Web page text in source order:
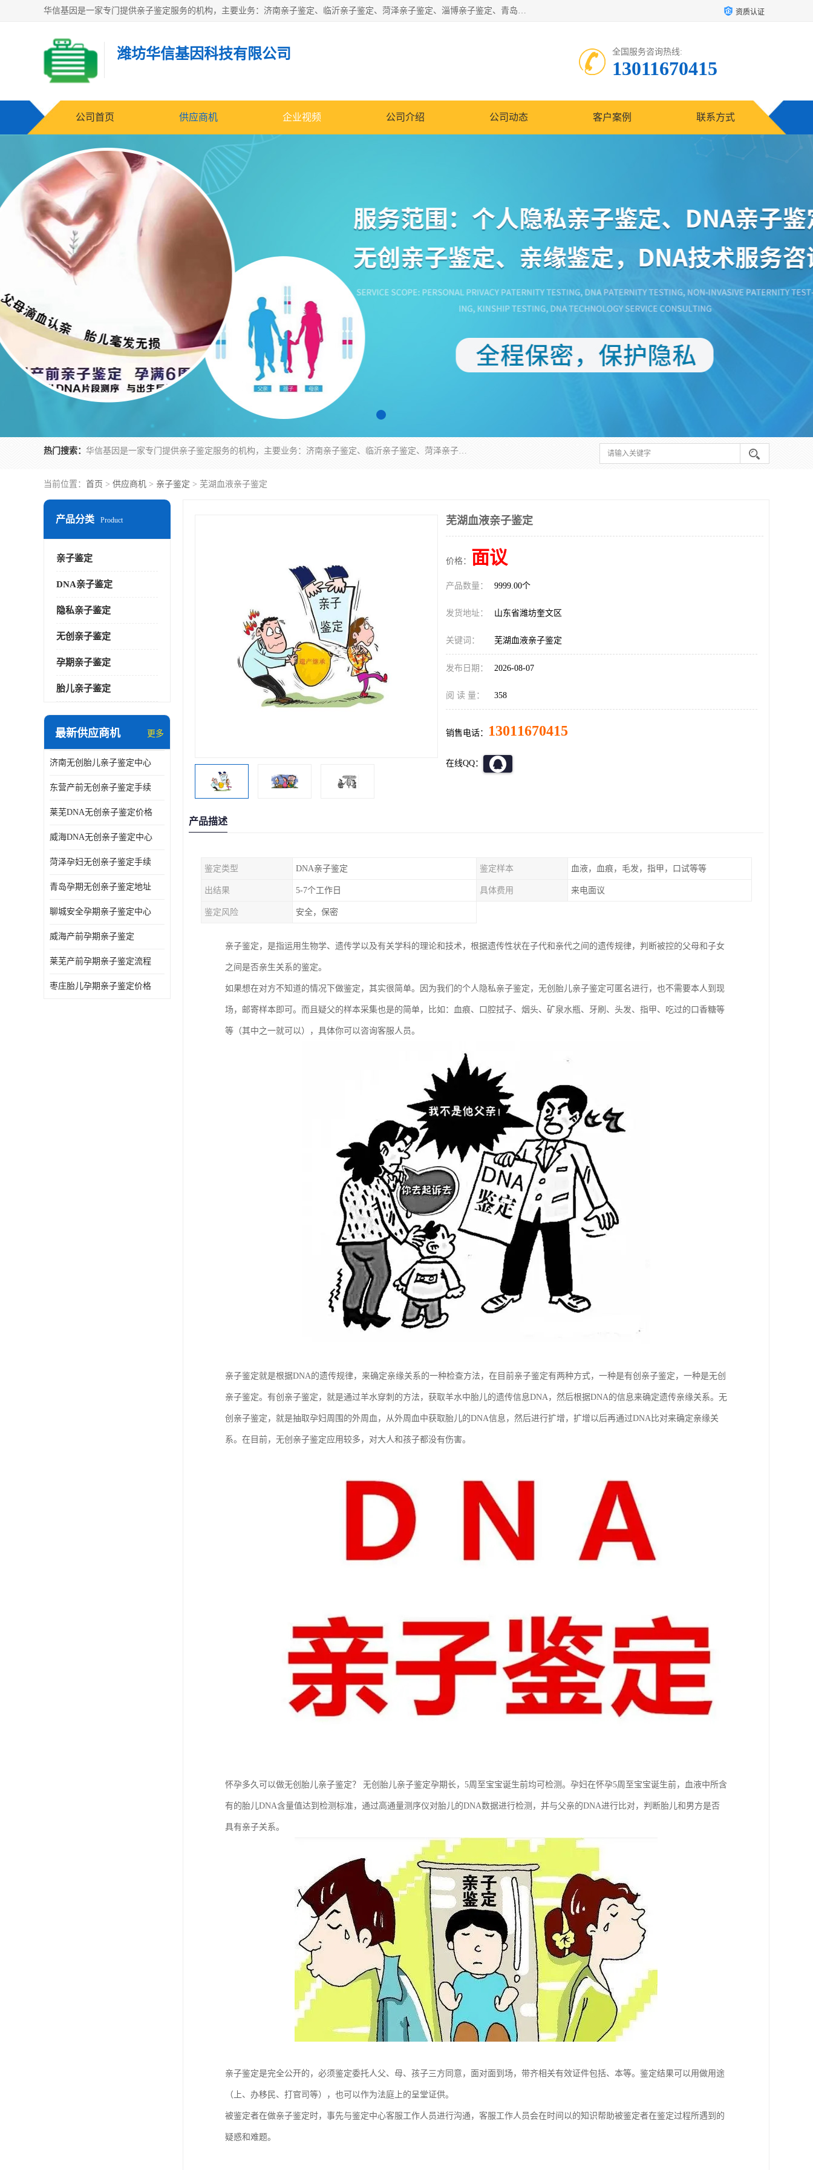
华信基因是一家专门提供亲子鉴定服务的机构，主要业务：济南亲子鉴定、临沂亲子鉴定、菏泽亲子鉴定、淄博亲子鉴定、青岛亲子鉴定、日照亲子鉴定、临朐亲子鉴定、寿光亲子鉴定等，联合广州、上海、北京、深圳、杭州、武汉、成都、合肥、贵阳、沈阳等地区有法医物证鉴定机构及基因检测公司，为国内外客户提供便捷的DNA鉴定服务。 资质认证
潍坊华信基因科技有限公司 全国服务咨询热线:
13011670415
公司首页 供应商机 企业视频 公司介绍 公司动态 客户案例 联系方式
热门搜索： 华信基因是一家专门提供亲子鉴定服务的机构，主要业务：济南亲子鉴定、临沂亲子鉴定、菏泽亲子鉴定、淄博亲子鉴定、青岛亲子鉴定、日照亲子鉴定、临朐亲子鉴定、寿光亲子鉴定等，联合广州、上海、北京、深圳、杭州、武汉、成都、合肥、贵阳、沈阳等地区有法医物证鉴定机构及基因检测公司，为国内外客户提供便捷的DNA鉴定服务。
当前位置： 首页 > 供应商机 > 亲子鉴定 > 芜湖血液亲子鉴定
产品分类 Product
亲子鉴定
DNA亲子鉴定
隐私亲子鉴定
无创亲子鉴定
孕期亲子鉴定
胎儿亲子鉴定
最新供应商机 更多
济南无创胎儿亲子鉴定中心
东营产前无创亲子鉴定手续
莱芜DNA无创亲子鉴定价格
威海DNA无创亲子鉴定中心
菏泽孕妇无创亲子鉴定手续
青岛孕期无创亲子鉴定地址
聊城安全孕期亲子鉴定中心
威海产前孕期亲子鉴定
莱芜产前孕期亲子鉴定流程
枣庄胎儿孕期亲子鉴定价格
芜湖血液亲子鉴定
价格： 面议
产品数量： 9999.00个
发货地址： 山东省潍坊奎文区
关键词： 芜湖血液亲子鉴定
发布日期： 2026-08-07
阅 读 量： 358
销售电话： 13011670415
在线QQ：
产品描述
鉴定类型 DNA亲子鉴定 鉴定样本 血液，血痕，毛发，指甲，口试等等
出结果 5-7个工作日 具体费用 来电面议
鉴定风险 安全，保密
亲子鉴定，是指运用生物学、遗传学以及有关学科的理论和技术，根据遗传性状在子代和亲代之间的遗传规律，判断被控的父母和子女
之间是否亲生关系的鉴定。
如果想在对方不知道的情况下做鉴定，其实很简单。因为我们的个人隐私亲子鉴定，无创胎儿亲子鉴定可匿名进行，也不需要本人到现
场，邮寄样本即可。而且疑父的样本采集也是的简单，比如：血痕、口腔拭子、烟头、矿泉水瓶、牙刷、头发、指甲、吃过的口香糖等
等（其中之一就可以），具体你可以咨询客服人员。
亲子鉴定就是根据DNA的遗传规律，来确定亲缘关系的一种检查方法，在目前亲子鉴定有两种方式，一种是有创亲子鉴定，一种是无创
亲子鉴定。有创亲子鉴定，就是通过羊水穿刺的方法，获取羊水中胎儿的遗传信息DNA，然后根据DNA的信息来确定遗传亲缘关系。无
创亲子鉴定，就是抽取孕妇周围的外周血，从外周血中获取胎儿的DNA信息，然后进行扩增，扩增以后再通过DNA比对来确定亲缘关
系。在目前，无创亲子鉴定应用较多，对大人和孩子都没有伤害。
怀孕多久可以做无创胎儿亲子鉴定？ 无创胎儿亲子鉴定孕期长，5周至宝宝诞生前均可检测。孕妇在怀孕5周至宝宝诞生前，血液中所含
有的胎儿DNA含量值达到检测标准，通过高通量测序仪对胎儿的DNA数据进行检测，并与父亲的DNA进行比对，判断胎儿和男方是否
具有亲子关系。
亲子鉴定是完全公开的，必须鉴定委托人父、母、孩子三方同意，面对面到场，带齐相关有效证件包括、本等。鉴定结果可以用做用途
（上、办移民、打官司等），也可以作为法庭上的呈堂证供。
被鉴定者在做亲子鉴定时，事先与鉴定中心客服工作人员进行沟通，客服工作人员会在时间以的知识帮助被鉴定者在鉴定过程所遇到的
疑惑和难题。